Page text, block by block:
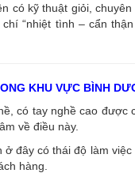
kỹ thuật giỏi,
“nhiệt tình – cẩn
KHU VỰC BÌNH
có tay nghề cao
về điều này.
đây có thái độ làm
hàng.